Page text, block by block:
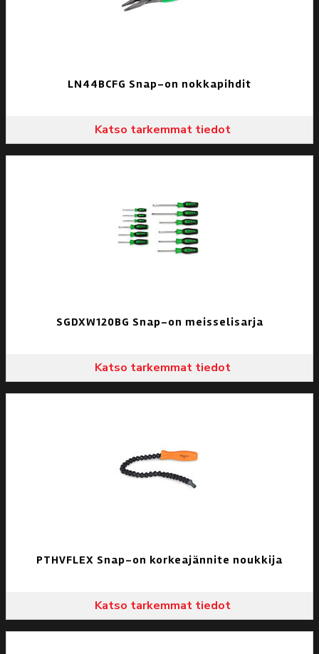
LN44BCFG Snap-on nokkapihdit
Katso tarkemmat tiedot
SGDXW120BG Snap-on meisselisarja
Katso tarkemmat tiedot
PTHVFLEX Snap-on korkeajännite noukkija
Katso tarkemmat tiedot